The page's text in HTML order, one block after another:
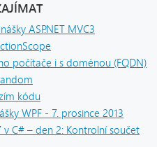
ASP.NET MVC3
počítače i s doménou (FQDN)
kódu
WPF - 7. prosince 2013
v C# – den 2: Kontrolní součet